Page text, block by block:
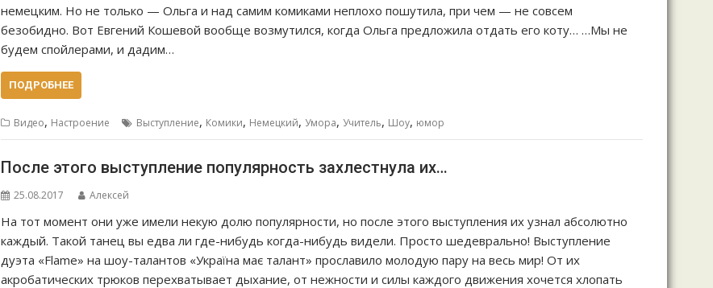
немецким. Но не только — Ольга и над самим комиками неплохо пошутила, при чем — не совсем
безобидно. Вот Евгений Кошевой вообще возмутился, когда Ольга предложила отдать его коту… …Мы не
будем спойлерами, и дадим…
ПОДРОБНЕЕ
Видео, Настроение Выступление, Комики, Немецкий,Умора,Учитель, Шоу, юмор
После этого выступление популярность захлестнула их…
25.08.2017 Алексей
На тот момент они уже имели некую долю популярности, но после этого выступления их узнал абсолютно
каждый. Такой танец вы едва ли где-нибудь когда-нибудь видели. Просто шедеврально! Выступление
дуэта «Flame» на шоу-талантов «Україна має талант» прославило молодую пару на весь мир! От их
акробатических трюков перехватывает дыхание, от нежности и силы каждого движения хочется хлопать